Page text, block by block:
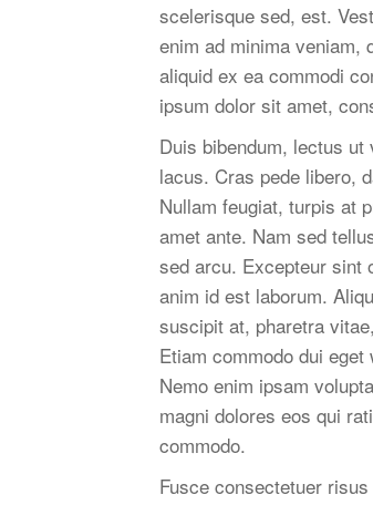
scelerisque sed, est.
enim ad minima veniam,
aliquid ex ea commodi
ipsum dolor sit amet,
Duis bibendum, lectus
lacus. Cras pede libero,
Nullam feugiat, turpis at
amet ante. Nam sed
sed arcu. Excepteur sint
anim id est laborum.
suscipit at, pharetra
Etiam commodo dui
Nemo enim ipsam
magni dolores eos qui
commodo.
Fusce consectetuer